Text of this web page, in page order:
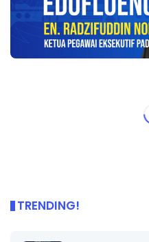
TRENDING!